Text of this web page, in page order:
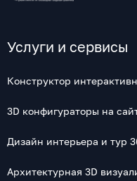
Услуги и сервисы
Конструктор
3D конфигураторы на
Дизайн интерьера и тур
Архитектурная 3D